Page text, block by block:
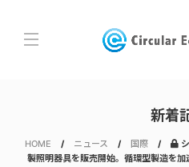
新着
HOME ニュース 国際
製照明器具を販売開始。循環型製造を加